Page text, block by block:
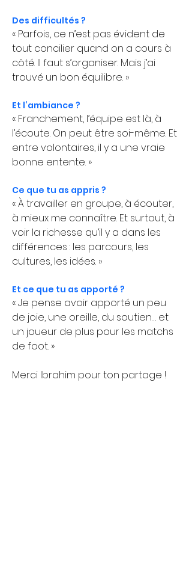
Des difficultés ?
« Parfois, ce n’est pas évident de
tout concilier quand on a cours à
côté. Il faut s’organiser. Mais j’ai
trouvé un bon équilibre. »
Et l’ambiance ?
« Franchement, l’équipe est là, à
l’écoute. On peut être soi-même. Et
entre volontaires, il y a une vraie
bonne entente. »
Ce que tu as appris ?
« À travailler en groupe, à écouter,
à mieux me connaître. Et surtout, à
voir la richesse qu’il y a dans les
différences : les parcours, les
cultures, les idées. »
Et ce que tu as apporté ?
« Je pense avoir apporté un peu
de joie, une oreille, du soutien… et
un joueur de plus pour les matchs
de foot. »
Merci Ibrahim pour ton partage !